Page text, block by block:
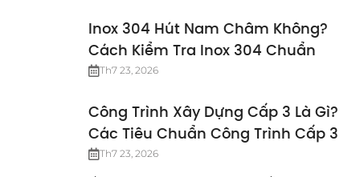
Inox 304 Hút Nam Châm Không?
Cách Kiểm Tra Inox 304 Chuẩn
Th7 23, 2026
Công Trình Xây Dựng Cấp 3 Là Gì?
Các Tiêu Chuẩn Công Trình Cấp 3
Th7 23, 2026